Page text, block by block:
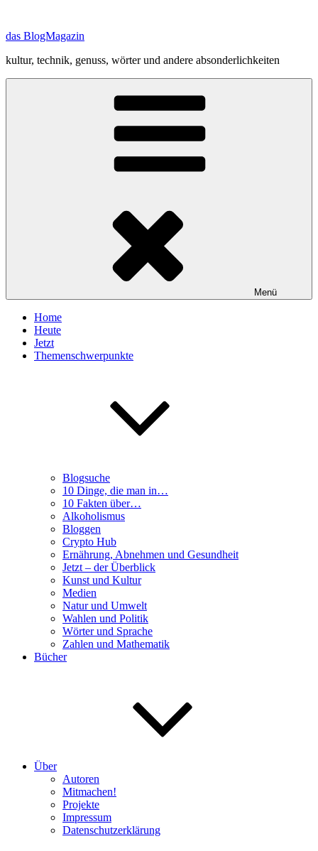
springen
das BlogMagazin
kultur, technik, genuss, wörter und andere absonderlichkeiten
Menü
Home
Heute
Jetzt
Themenschwerpunkte
Blogsuche
10 Dinge, die man in…
10 Fakten über…
Alkoholismus
Bloggen
Crypto Hub
Ernährung, Abnehmen und Gesundheit
Jetzt – der Überblick
Kunst und Kultur
Medien
Natur und Umwelt
Wahlen und Politik
Wörter und Sprache
Zahlen und Mathematik
Bücher
Über
Autoren
Mitmachen!
Projekte
Impressum
Datenschutzerklärung